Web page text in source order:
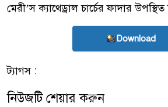
মেরী’স ক্যাথেড্রাল চার্চের ফাদার
Download
ট্যাগস :
নিউজটি শেয়ার করুন